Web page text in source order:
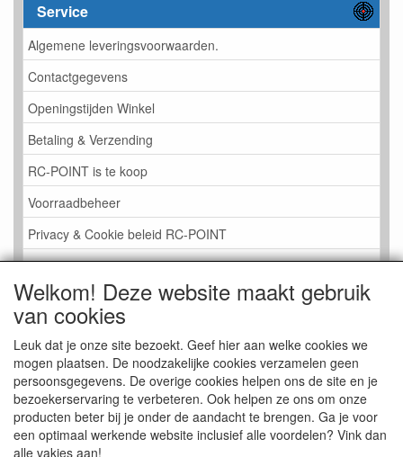
Service
Algemene leveringsvoorwaarden.
Contactgegevens
Openingstijden Winkel
Betaling & Verzending
RC-POINT is te koop
Voorraadbeheer
Privacy & Cookie beleid RC-POINT
LINK PAGINA
Gastenboek RC-POINT
Kijkje in de Winkel
Welkom! Deze website maakt gebruik
van cookies
Leuk dat je onze site bezoekt. Geef hier aan welke cookies we
mogen plaatsen. De noodzakelijke cookies verzamelen geen
persoonsgegevens. De overige cookies helpen ons de site en je
bezoekerservaring te verbeteren. Ook helpen ze ons om onze
producten beter bij je onder de aandacht te brengen. Ga je voor
een optimaal werkende website inclusief alle voordelen? Vink dan
alle vakjes aan!